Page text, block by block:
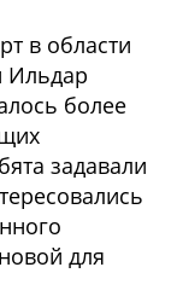
в области
Ильдар
более
задавали
для